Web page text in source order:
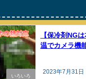
いろいろ
【保冷剤NG
温でカメラ機
2023年7月31日